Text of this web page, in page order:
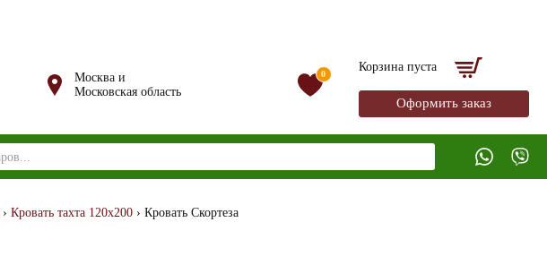
Москва и
Московская область
0
Корзина пуста
Оформить заказ
› Кровать тахта 120х200 › Кровать Скортеза